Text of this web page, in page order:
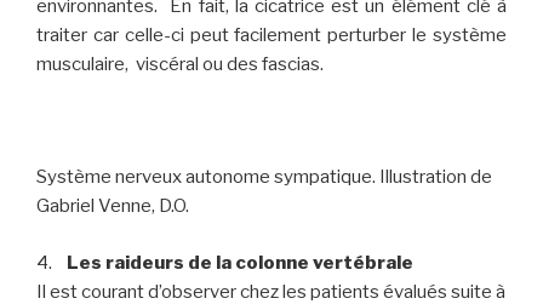
environnantes. En fait, la cicatrice est un élément clé à
traiter car celle-ci peut facilement perturber le système
musculaire, viscéral ou des fascias.
Système nerveux autonome sympatique. Illustration de
Gabriel Venne, D.O.
4. Les raideurs de la colonne vertébrale
Il est courant d’observer chez les patients évalués suite à